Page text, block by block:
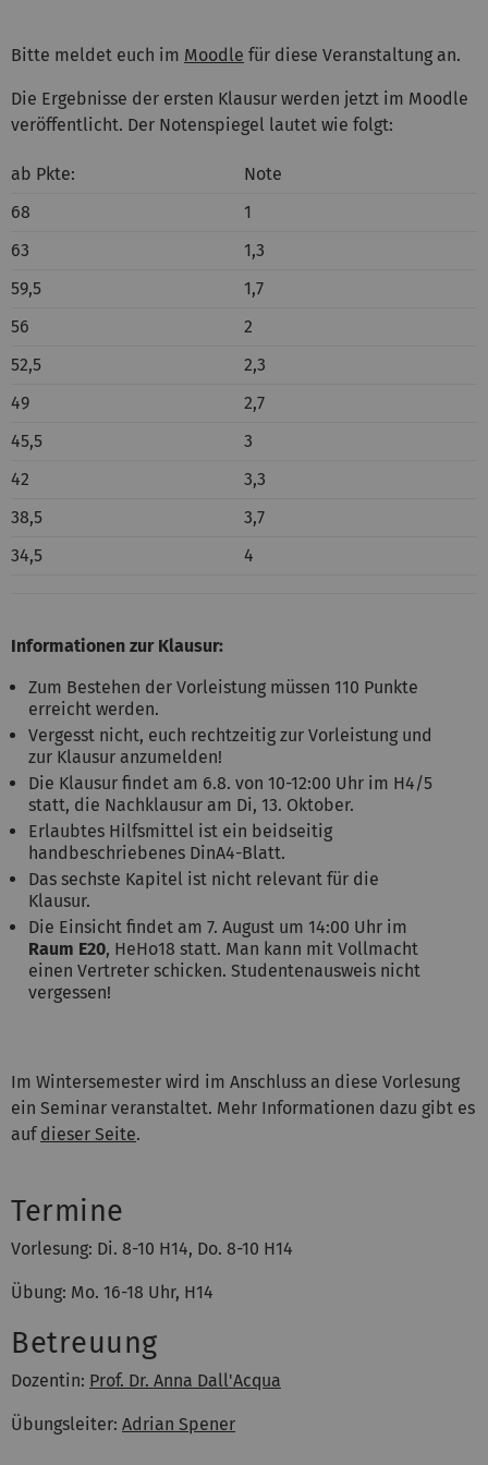
Bitte meldet euch im Moodle für diese Veranstaltung an.
Die Ergebnisse der ersten Klausur werden jetzt im Moodle
veröffentlicht. Der Notenspiegel lautet wie folgt:
ab Pkte:
Note
68
1
63
1,3
59,5
1,7
56
2
52,5
2,3
49
2,7
45,5
3
42
3,3
38,5
3,7
34,5
4
Informationen zur Klausur:
Zum Bestehen der Vorleistung müssen 110 Punkte
erreicht werden.
Vergesst nicht, euch rechtzeitig zur Vorleistung und
zur Klausur anzumelden!
Die Klausur findet am 6.8. von 10-12:00 Uhr im H4/5
statt, die Nachklausur am Di, 13. Oktober.
Erlaubtes Hilfsmittel ist ein beidseitig
handbeschriebenes DinA4-Blatt.
Das sechste Kapitel ist nicht relevant für die
Klausur.
Die Einsicht findet am 7. August um 14:00 Uhr im
Raum E20, HeHo18 statt. Man kann mit Vollmacht
einen Vertreter schicken. Studentenausweis nicht
vergessen!
Im Wintersemester wird im Anschluss an diese Vorlesung
ein Seminar veranstaltet. Mehr Informationen dazu gibt es
auf dieser Seite.
Termine
Vorlesung: Di. 8-10 H14, Do. 8-10 H14
Übung: Mo. 16-18 Uhr, H14
Betreuung
Dozentin: Prof. Dr. Anna Dall'Acqua
Übungsleiter: Adrian Spener